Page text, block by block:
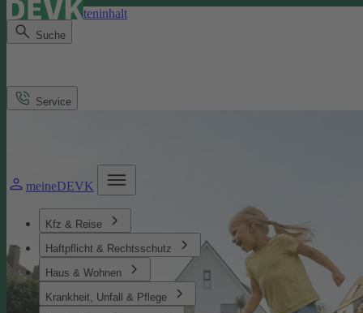
Direkt zum Seiteninhalt
Suche
meineDEVK
Kfz & Reise
Haftpflicht & Rechtsschutz
Haus & Wohnen
Krankheit, Unfall & Pflege
Service